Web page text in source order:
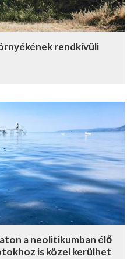
rendkívüli
a neolitikumban élő
is közel kerülhet